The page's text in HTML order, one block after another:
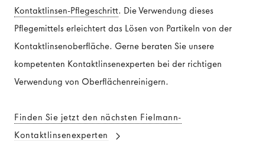
Kontaktlinsen-Pflegeschritt. Die Verwendung dieses
Pflegemittels erleichtert das Lösen von Partikeln von der
Kontaktlinsenoberfläche. Gerne beraten Sie unsere
kompetenten Kontaktlinsenexperten bei der richtigen
Verwendung von Oberflächenreinigern.
Finden Sie jetzt den nächsten Fielmann-
Kontaktlinsenexperten